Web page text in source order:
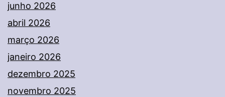
junho 2026
abril 2026
março 2026
janeiro 2026
dezembro 2025
novembro 2025